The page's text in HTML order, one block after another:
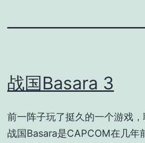
战国Basara 3
前一阵子玩了挺久的一个游戏，
战国Basara是CAPCOM在几年